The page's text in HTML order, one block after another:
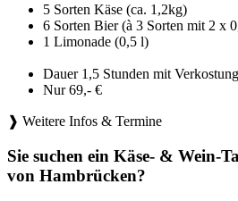
5 Sorten Käse (ca. 1,2kg)
6 Sorten Bier (à 3 Sorten mit 2 x
1 Limonade (0,5 l)
Dauer 1,5 Stunden mit Verkostung
Nur 69,- €
❱ Weitere Infos & Termine
Sie suchen ein Käse- & Wein-
von Hambrücken?